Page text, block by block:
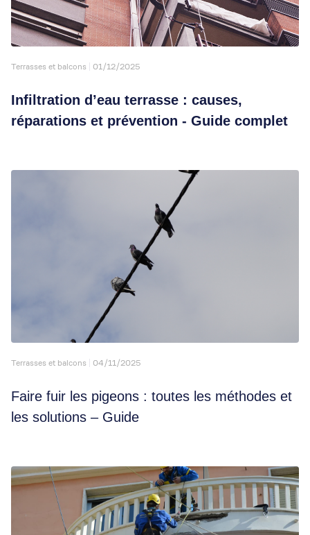
Terrasses et balcons 01/12/2025
Infiltration d’eau terrasse : causes,
réparations et prévention - Guide complet
Terrasses et balcons 04/11/2025
Faire fuir les pigeons : toutes les méthodes et
les solutions – Guide